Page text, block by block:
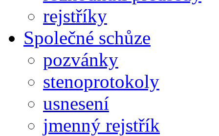
rejstříky
Společné schůze
pozvánky
stenoprotokoly
usnesení
jmenný rejstřík